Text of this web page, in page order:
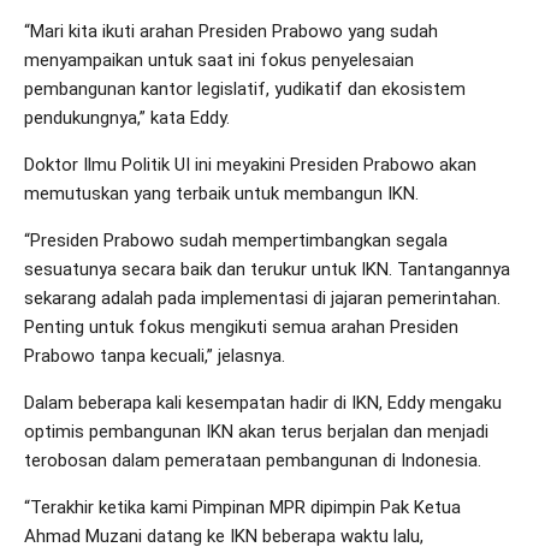
“Mari kita ikuti arahan Presiden Prabowo yang sudah
menyampaikan untuk saat ini fokus penyelesaian
pembangunan kantor legislatif, yudikatif dan ekosistem
pendukungnya,” kata Eddy.
Doktor Ilmu Politik UI ini meyakini Presiden Prabowo akan
memutuskan yang terbaik untuk membangun IKN.
“Presiden Prabowo sudah mempertimbangkan segala
sesuatunya secara baik dan terukur untuk IKN. Tantangannya
sekarang adalah pada implementasi di jajaran pemerintahan.
Penting untuk fokus mengikuti semua arahan Presiden
Prabowo tanpa kecuali,” jelasnya.
Dalam beberapa kali kesempatan hadir di IKN, Eddy mengaku
optimis pembangunan IKN akan terus berjalan dan menjadi
terobosan dalam pemerataan pembangunan di Indonesia.
“Terakhir ketika kami Pimpinan MPR dipimpin Pak Ketua
Ahmad Muzani datang ke IKN beberapa waktu lalu,